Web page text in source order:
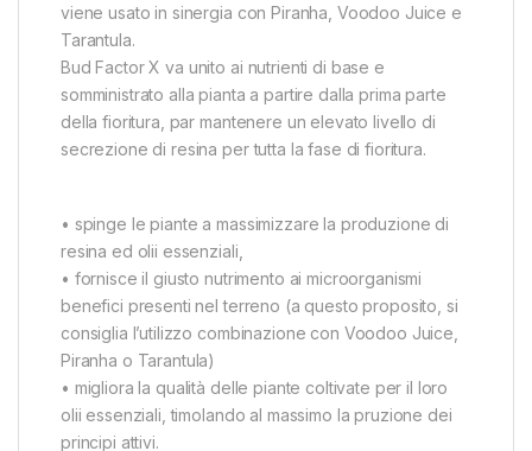
viene usato in sinergia con Piranha, Voodoo Juice e
Tarantula.
Bud Factor X va unito ai nutrienti di base e
somministrato alla pianta a partire dalla prima parte
della fioritura, par mantenere un elevato livello di
secrezione di resina per tutta la fase di fioritura.
• spinge le piante a massimizzare la produzione di
resina ed olii essenziali,
• fornisce il giusto nutrimento ai microorganismi
benefici presenti nel terreno (a questo proposito, si
consiglia l’utilizzo combinazione con Voodoo Juice,
Piranha o Tarantula)
• migliora la qualità delle piante coltivate per il loro
olii essenziali, timolando al massimo la pruzione dei
principi attivi.